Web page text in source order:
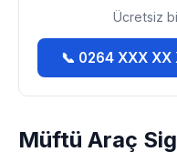
Müftü Araç
Ücretsiz
📞 0264 XXX XX